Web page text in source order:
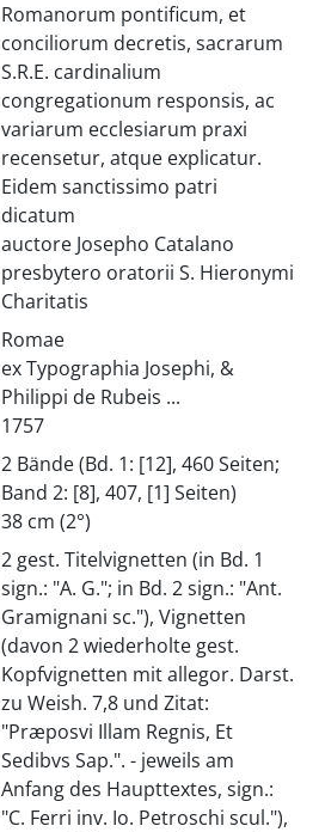
Romanorum pontificum, et
conciliorum decretis, sacrarum
S.R.E. cardinalium
congregationum responsis, ac
variarum ecclesiarum praxi
recensetur, atque explicatur.
Eidem sanctissimo patri
dicatum
auctore Josepho Catalano
presbytero oratorii S. Hieronymi
Charitatis
Romae
ex Typographia Josephi, &
Philippi de Rubeis ...
1757
2 Bände (Bd. 1: [12], 460 Seiten;
Band 2: [8], 407, [1] Seiten)
38 cm (2°)
2 gest. Titelvignetten (in Bd. 1
sign.: "A. G."; in Bd. 2 sign.: "Ant.
Gramignani sc."), Vignetten
(davon 2 wiederholte gest.
Kopfvignetten mit allegor. Darst.
zu Weish. 7,8 und Zitat:
"Præposvi Illam Regnis, Et
Sedibvs Sap.". - jeweils am
Anfang des Haupttextes, sign.:
"C. Ferri inv. Io. Petroschi scul."),